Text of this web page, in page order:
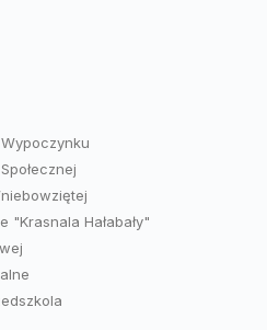
"Krasnala Hałabały"